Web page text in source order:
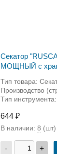
Секатор
МОЩНЫЙ с
Тип товара:
Производство
Тип
644 ₽
В наличии: 8 (шт)
- +